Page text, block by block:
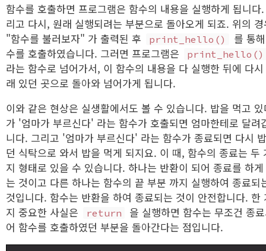
함수를 호출하면 프로그램은 함수의 내용을 실행하게 됩니다
리고 다시, 원래 실행되려는 부분으로 돌아오게 되죠. 위의
"함수를 불러보자" 가 출력된 후
print_hello()
를 통
수를 호출하였습니다. 그러면 프로그램은
print_hello()
라는 함수로 넘어가서, 이 함수의 내용을 다 실행한 뒤에 다
래 있던 곳으로 돌아와 넘어가게 됩니다.
이와 같은 현상은 실생활에서도 볼 수 있습니다. 밥을 먹고
가 '엄마가 부르신다' 라는 함수가 호출되면 엄마한테로 달려
니다. 그리고 '엄마가 부르신다' 라는 함수가 종료되면 다시
던 식탁으로 와서 밥을 먹게 되지요. 이 때, 함수의 종료는 두
지 형태로 있을 수 있습니다. 하나는 반환이 되어 종료를 하
는 것이고 다른 하나는 함수의 끝 부분 까지 실행하여 종료되
것입니다. 함수는 반환을 하여 종료되는 것이 안전합니다. 한
지 중요한 사실은
return
을 실행하면 함수는 무조건 종
어 함수를 호출하였던 부분을 돌아간다는 점입니다.